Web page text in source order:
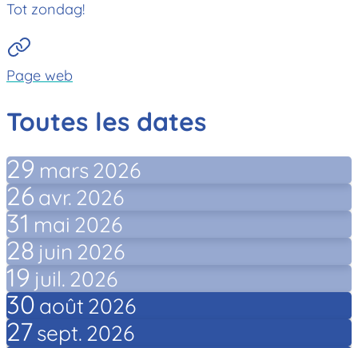
Tot zondag!
Page web
Toutes les dates
29 mars 2026
26avr. 2026
31 mai 2026
28 juin 2026
19 juil. 2026
30 août 2026
27sept. 2026